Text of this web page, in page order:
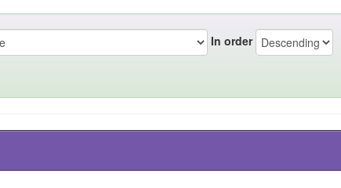
In order